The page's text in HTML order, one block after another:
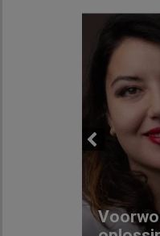
Previous